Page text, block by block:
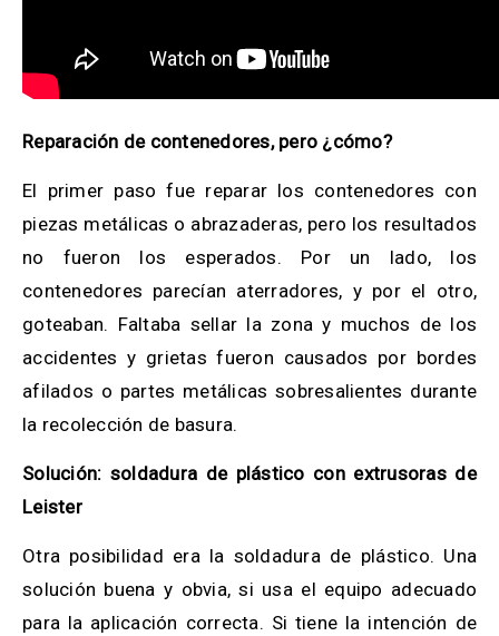
Reparación de contenedores, pero ¿cómo?
El primer paso fue reparar los contenedores con
piezas metálicas o abrazaderas, pero los resultados
no fueron los esperados. Por un lado, los
contenedores parecían aterradores, y por el otro,
goteaban. Faltaba sellar la zona y muchos de los
accidentes y grietas fueron causados por bordes
afilados o partes metálicas sobresalientes durante
la recolección de basura.
Solución: soldadura de plástico con extrusoras de
Leister
Otra posibilidad era la soldadura de plástico. Una
solución buena y obvia, si usa el equipo adecuado
para la aplicación correcta. Si tiene la intención de